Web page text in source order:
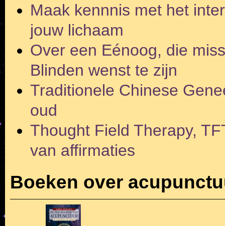
Maak kennnis met het
jouw lichaam
Over een Eénoog, die
Blinden wenst te zijn
Traditionele Chinese
oud
Thought Field Therapy,
van affirmaties
Boeken over